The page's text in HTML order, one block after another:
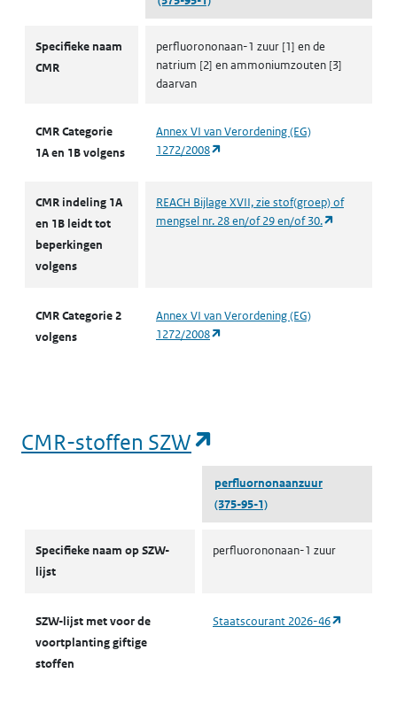
Specifieke naam
CMR
perfluorononaan-1 zuur [1] en de
natrium [2] en ammoniumzouten [3]
daarvan
CMR Categorie
1A en 1B volgens
Annex VI van Verordening (EG)
1272/2008
CMR indeling 1A
en 1B leidt tot
beperkingen
volgens
REACH Bijlage XVII, zie stof(groep) of
mengsel nr. 28 en/of 29 en/of 30.
CMR Categorie 2
volgens
Annex VI van Verordening (EG)
1272/2008
CMR-stoffen SZW
perfluornonaanzuur
(375-95-1)
Specifieke naam op SZW-
lijst
perfluorononaan-1 zuur
SZW-lijst met voor de
voortplanting giftige
stoffen
Staatscourant 2026-46